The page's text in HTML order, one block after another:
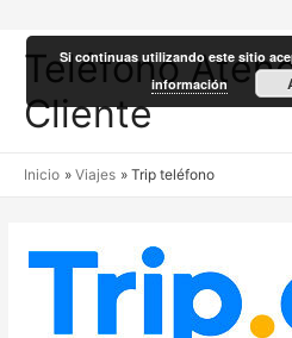
Teléfono
Cliente
Inicio Viajes Trip teléfono
Si continuas utilizando este sitio
información